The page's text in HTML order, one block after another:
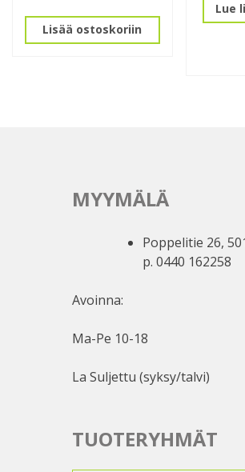
Lisää ostoskoriin
Lue
MYYMÄLÄ
Poppelitie 26,
p. 0440 162258
Avoinna:
Ma-Pe 10-18
La Suljettu (syksy/talvi)
TUOTERYHMÄT